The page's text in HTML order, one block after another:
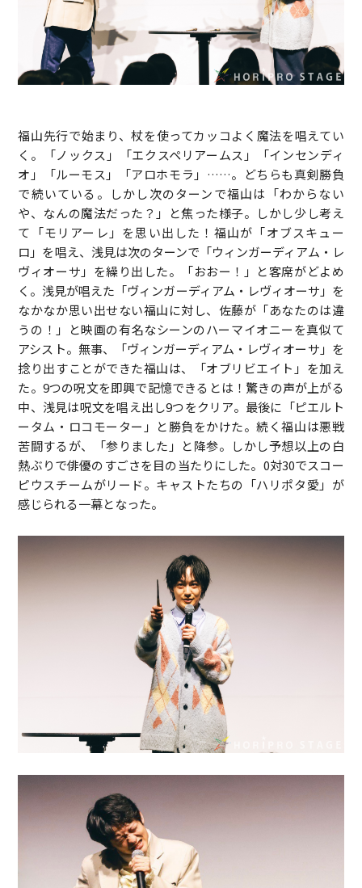
福山先行で始まり、杖を使ってカッコよく魔法を唱えてい
く。「ノックス」「エクスペリアームス」「インセンディ
オ」「ルーモス」「アロホモラ」……。どちらも真剣勝負
で続いている。しかし次のターンで福山は「わからない
や、なんの魔法だった？」と焦った様子。しかし少し考え
て「モリアーレ」を思い出した！福山が「オブスキュー
ロ」を唱え、浅見は次のターンで「ウィンガーディアム・レ
ヴィオーサ」を繰り出した。「おおー！」と客席がどよめ
く。浅見が唱えた「ヴィンガーディアム・レヴィオーサ」を
なかなか思い出せない福山に対し、佐藤が「あなたのは違
うの！」と映画の有名なシーンのハーマイオニーを真似て
アシスト。無事、「ヴィンガーディアム・レヴィオーサ」を
捻り出すことができた福山は、「オブリビエイト」を加え
た。9つの呪文を即興で記憶できるとは！驚きの声が上がる
中、浅見は呪文を唱え出し9つをクリア。最後に「ピエルト
ータム・ロコモーター」と勝負をかけた。続く福山は悪戦
苦闘するが、「参りました」と降参。しかし予想以上の白
熱ぶりで俳優のすごさを目の当たりにした。0対30でスコー
ピウスチームがリード。キャストたちの「ハリポタ愛」が
感じられる一幕となった。